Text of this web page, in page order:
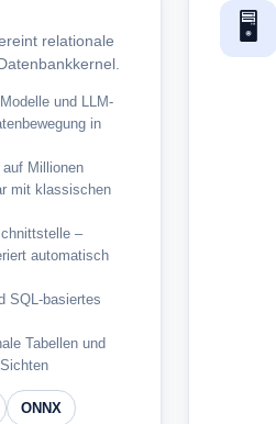
relationale
und LLM-
in
Millionen
mit klassischen
–
automatisch
SQL-basiertes
Tabellen und
ONNX
🖥️